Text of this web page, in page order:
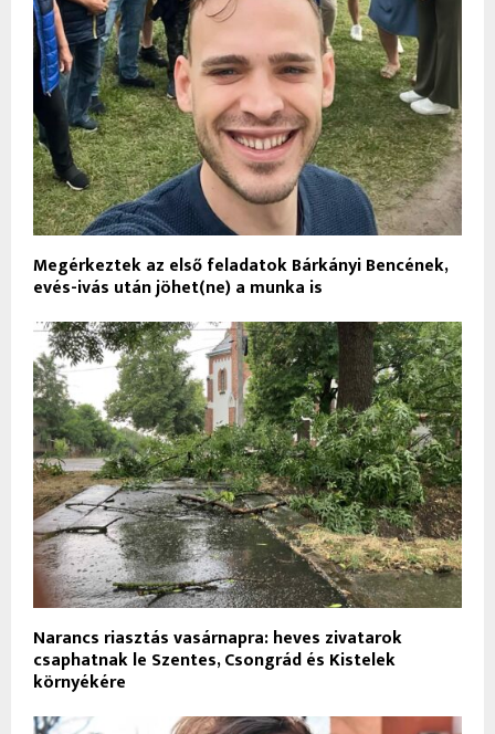
Megérkeztek az első feladatok Bárkányi Bencének,
evés-ivás után jöhet(ne) a munka is
Narancs riasztás vasárnapra: heves zivatarok
csaphatnak le Szentes, Csongrád és Kistelek
környékére